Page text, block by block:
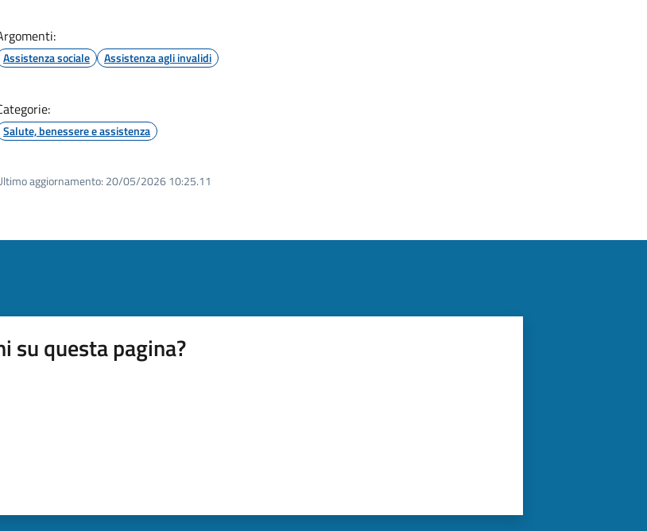
Assistenza sociale Assistenza agli invalidi
Salute, benessere e assistenza
aggiornamento: 20/05/2026 10:25.11
su questa pagina?